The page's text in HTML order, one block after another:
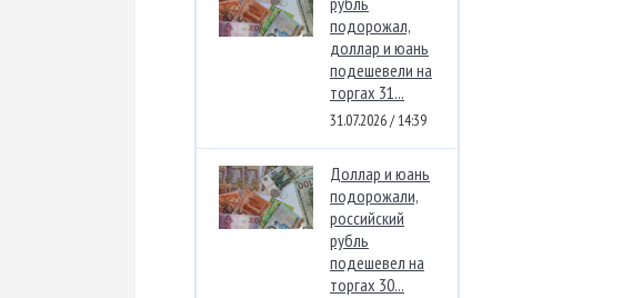
подорожал,
доллар и юань
подешевели на
торгах 31...
31.07.2026 / 14:39
Доллар и юань
подорожали,
российский
рубль
подешевел на
торгах 30...